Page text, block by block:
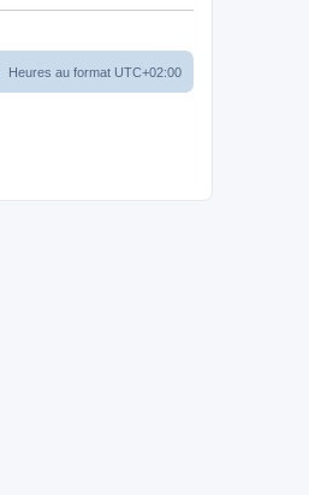
Heures au format UTC+02:00